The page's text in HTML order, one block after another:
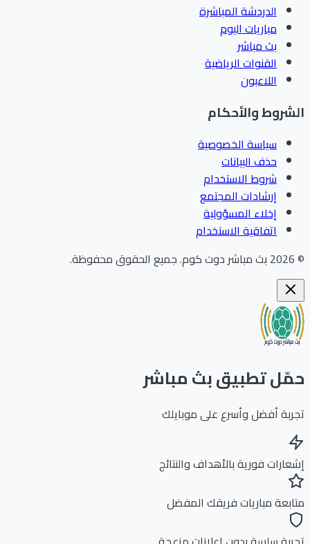
الدردشة المباشرة
مباريات اليوم
بث مباشر
القنوات الرياضية
اللاعبون
والأحكام
سياسة الخصوصية
حذف البيانات
شروط الاستخدام
إرشادات المجتمع
إخلاء المسؤولية
اتفاقية الاستخدام
بث مباشر دوت كوم.جميع الحقوق محفوظة.
تطبيق بث مباشر
أفضل وأسرع على موبايلك
فورية بالأهداف والنتائج
مباريات فريقك المفضل